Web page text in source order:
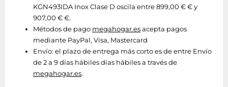
KGN493IDA Inox Clase D oscila entre 899,00 € € y
907,00 € €.
Métodos de pago megahogar.esacepta pagos
mediante PayPal, Visa, Mastercard
Envío: el plazo de entrega más corto es de entre Envío
de 2 a 9 días hábiles días hábiles a través de
megahogar.es.